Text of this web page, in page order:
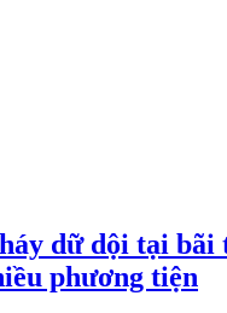
dữ dội tại bãi
phương tiện